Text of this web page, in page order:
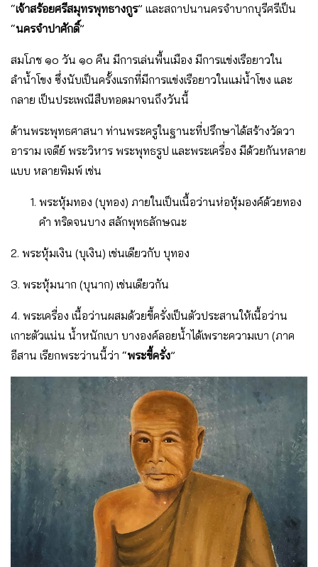
“เจ้าสร้อยศรีสมุทรพุทธางกูร” และสถาปนานครจําบากบุรีศรีเป็น
“นครจําปาศักดิ์”
สมโภช ๑๐ วัน ๑๐ คืน มีการเล่นพื้นเมือง มีการแข่งเรือยาวใน
ลําน้ําโขง ซึ่งนับเป็นครั้งแรกที่มีการแข่งเรือยาวในแม่น้ําโขง และ
กลาย เป็นประเพณีสืบทอดมาจนถึงวันนี้
ด้านพระพุทธศาสนา ท่านพระครูในฐานะที่ปรึกษาได้สร้างวัดวา
อาราม เจดีย์ พระวิหาร พระพุทธรูป และพระเครื่อง มีด้วยกันหลาย
แบบ หลายพิมพ์ เช่น
พระหุ้มทอง (บุทอง) ภายในเป็นเนื้อว่านห่อหุ้มองค์ด้วยทอง
คํา ทริดจนบาง สลักพุทธลักษณะ
2. พระหุ้มเงิน (บุเงิน) เช่นเดียวกับ บุทอง
3. พระหุ้มนาก (บุนาก) เช่นเดียวกัน
4. พระเครื่อง เนื้อว่านผสมด้วยขี้ครั่งเป็นตัวประสานให้เนื้อว่าน
เกาะตัวแน่น น้ําหนักเบา บางองค์ลอยน้ําได้เพราะความเบา (ภาค
อีสาน เรียกพระว่านนี้ว่า “พระขี้ครั่ง”